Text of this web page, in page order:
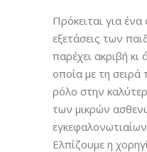
Πρόκειται για ένα
εξετάσεις των
παρέχει ακριβή
οποία με τη σειρά
ρόλο στην
των μικρών
Ελπίζουμε η